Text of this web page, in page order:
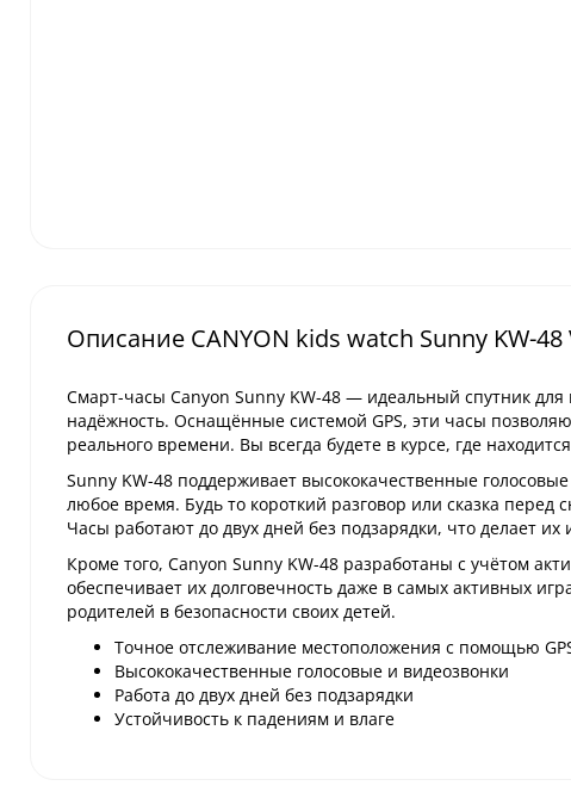
Описание CANYON kids watch Sunny KW-
Смарт-часы Canyon Sunny KW-48 — идеальный спутник
надёжность. Оснащённые системой GPS, эти часы
реального времени. Вы всегда будете в курсе, где
Sunny KW-48 поддерживает высококачественные
любое время. Будь то короткий разговор или сказка
Часы работают до двух дней без подзарядки, что делает
Кроме того, Canyon Sunny KW-48 разработаны с учётом
обеспечивает их долговечность даже в самых активных
родителей в безопасности своих детей.
Точное отслеживание местоположения с помощью
Высококачественные голосовые и видеозвонки
Работа до двух дней без подзарядки
Устойчивость к падениям и влаге